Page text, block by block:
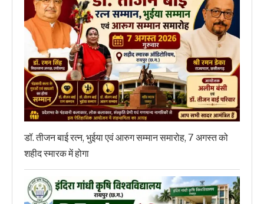
डॉ. तीजन बाई रत्न, भुईया एवं आरुग सम्मान समारोह, 7 अगस्त को
शहीद स्मारक में होगा